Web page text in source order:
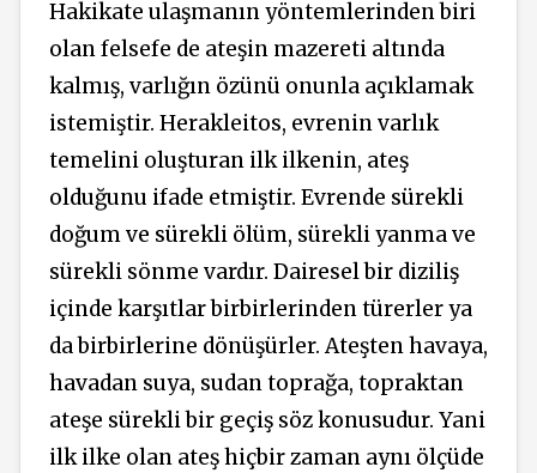
Hakikate ulaşmanın yöntemlerinden biri
olan felsefe de ateşin mazereti altında
kalmış, varlığın özünü onunla açıklamak
istemiştir. Herakleitos, evrenin varlık
temelini oluşturan ilk ilkenin, ateş
olduğunu ifade etmiştir. Evrende sürekli
doğum ve sürekli ölüm, sürekli yanma ve
sürekli sönme vardır. Dairesel bir diziliş
içinde karşıtlar birbirlerinden türerler ya
da birbirlerine dönüşürler. Ateşten havaya,
havadan suya, sudan toprağa, topraktan
ateşe sürekli bir geçiş söz konusudur. Yani
ilk ilke olan ateş hiçbir zaman aynı ölçüde